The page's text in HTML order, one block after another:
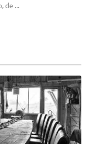
de ...